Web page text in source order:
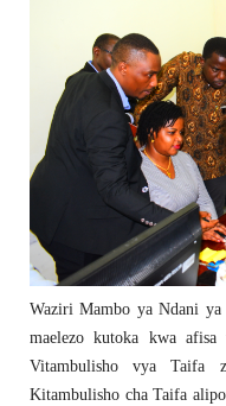
Waziri Mambo ya Ndani ya
maelezo kutoka kwa
Vitambulisho vya Taifa
Kitambulisho cha Taifa